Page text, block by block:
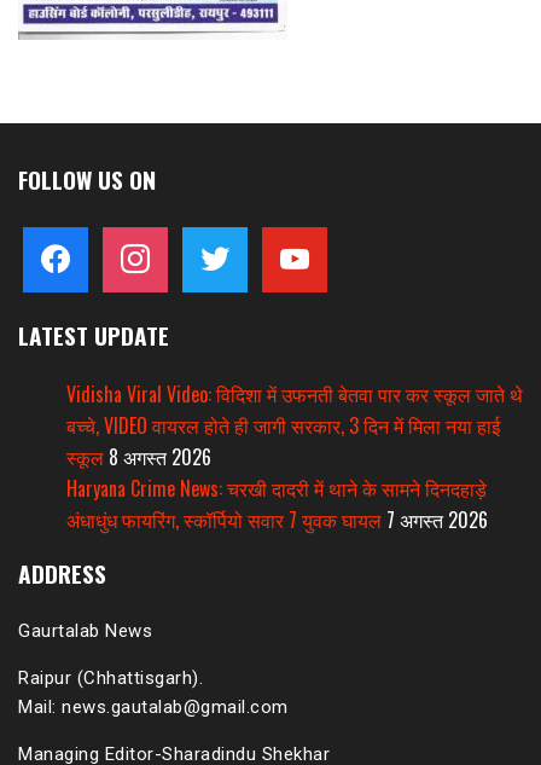
FOLLOW US ON
facebook instagram twitter youtube
LATEST UPDATE
Vidisha Viral Video: विदिशा में उफनती बेतवा पार कर स्कूल जाते थे
बच्चे, VIDEO वायरल होते ही जागी सरकार, 3 दिन में मिला नया हाई
स्कूल 8 अगस्त 2026
Haryana Crime News: चरखी दादरी में थाने के सामने दिनदहाड़े
अंधाधुंध फायरिंग, स्कॉर्पियो सवार 7 युवक घायल 7 अगस्त 2026
ADDRESS
Gaurtalab News
Raipur (Chhattisgarh).
Mail: news.gautalab@gmail.com
Managing Editor-Sharadindu Shekhar